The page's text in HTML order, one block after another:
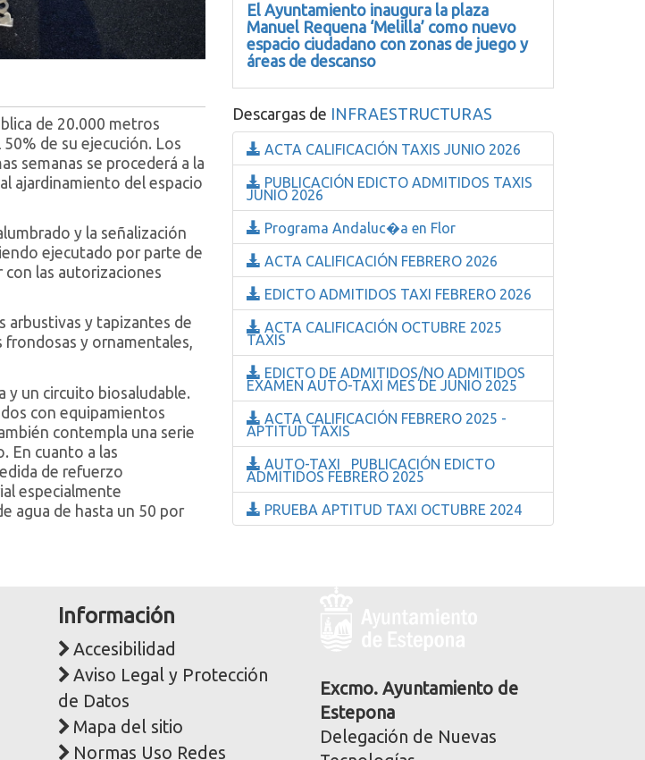
de 20.000 metros
de su ejecución. Los
semanas se procederá a la
ajardinamiento del espacio
y la señalización
ejecutado por parte de
las autorizaciones
arbustivas y tapizantes de
y ornamentales,
y un circuito biosaludable.
con equipamientos
contempla una serie
En cuanto a las
de refuerzo
especialmente
agua de hasta un 50 por
El Ayuntamiento inaugura la plaza
Manuel Requena ‘Melilla’ como nuevo
espacio ciudadano con zonas de juego y
áreas de descanso
Descargas de INFRAESTRUCTURAS
ACTA CALIFICACIÓN TAXIS JUNIO 2026
PUBLICACIÓN EDICTO ADMITIDOS TAXIS
JUNIO 2026
Programa Andaluc�a en Flor
ACTA CALIFICACIÓN FEBRERO 2026
EDICTO ADMITIDOS TAXI FEBRERO 2026
ACTA CALIFICACIÓN OCTUBRE 2025
TAXIS
EDICTO DE ADMITIDOS/NO ADMITIDOS
EXAMEN AUTO-TAXI MES DE JUNIO 2025
ACTA CALIFICACIÓN FEBRERO 2025 -
APTITUD TAXIS
AUTO-TAXI _PUBLICACIÓN EDICTO
ADMITIDOS FEBRERO 2025
PRUEBA APTITUD TAXI OCTUBRE 2024
Información
Accesibilidad
Aviso Legal y Protección
de Datos
Mapa del sitio
Normas Uso Redes
corporativa
Excmo. Ayuntamiento de
Estepona
Delegación de Nuevas